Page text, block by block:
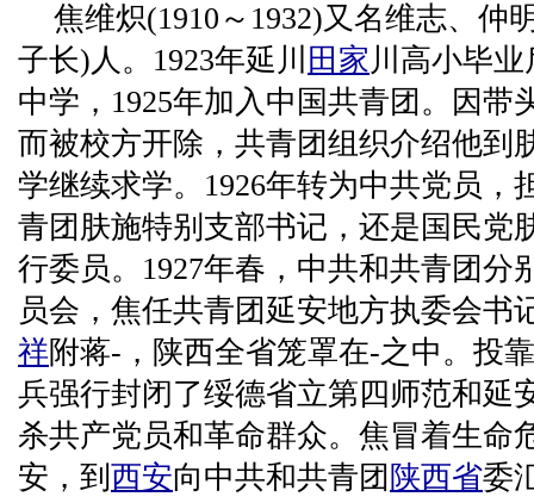
焦维炽(1910～1932)又名维志、仲
子长)人。1923年延川 田家 川高小毕
中学，1925年加入中国共青团。因带
而被校方开除，共青团组织介绍他到
学继续求学。1926年转为中共党员，
青团肤施特别支部书记，还是国民党
行委员。1927年春，中共和共青团分
员会，焦任共青团延安地方执委会书
祥附蒋-，陕西全省笼罩在-之中。投靠
兵强行封闭了绥德省立第四师范和延
杀共产党员和革命群众。焦冒着生命
安，到 西安向中共和共青团 陕西省委